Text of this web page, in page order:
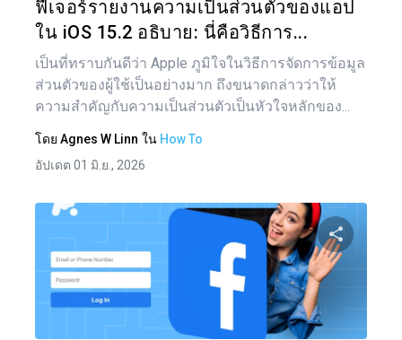
ฟีเจอร์รายงานความเป็นส่วนตัวของแอป
ใน iOS 15.2 อธิบาย: นี่คือวิธีการ...
เป็นที่ทราบกันดีว่า Apple ภูมิใจในวิธีการจัดการข้อมูล
ส่วนตัวของผู้ใช้เป็นอย่างมาก ถึงขนาดกล่าวว่าให้
ความสำคัญกับความเป็นส่วนตัวเป็นหัวใจหลักของ...
โดย Agnes W Linn ใน How To
อัปเดต 01 มิ.ย., 2026